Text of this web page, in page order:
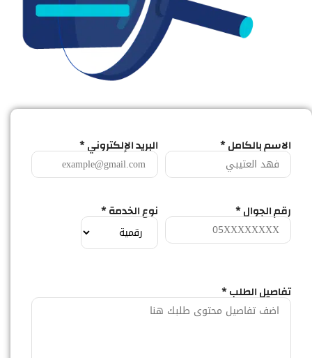
الاسم بالكامل * البريد الإلكتروني *
رقم الجوال * نوع الخدمة *
تفاصيل الطلب *